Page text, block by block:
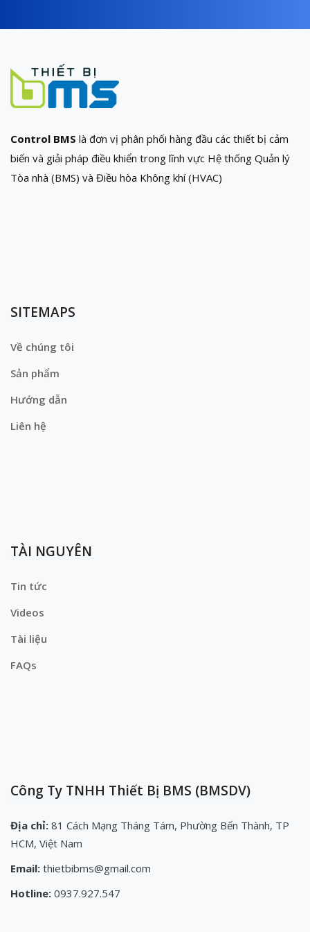
Control BMS là đơn vị phân phối hàng đầu các thiết bị cảm
biến và giải pháp điều khiển trong lĩnh vực Hệ thống Quản lý
Tòa nhà (BMS) và Điều hòa Không khí (HVAC)
SITEMAPS
Về chúng tôi
Sản phẩm
Hướng dẫn
Liên hệ
TÀI NGUYÊN
Tin tức
Videos
Tài liệu
FAQs
Công Ty TNHH Thiết Bị BMS (BMSDV)
Địa chỉ: 81 Cách Mạng Tháng Tám, Phường Bến Thành, TP
HCM, Việt Nam
Email: thietbibms@gmail.com
Hotline: 0937.927.547